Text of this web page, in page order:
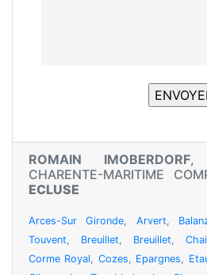
ROMAIN IMOBERDORF,
CHARENTE-MARITIME
ECLUSE
Arces-Sur Gironde, Arvert,
Touvent, Breuillet, Breuillet,
Corme Royal, Cozes, Epargnes,